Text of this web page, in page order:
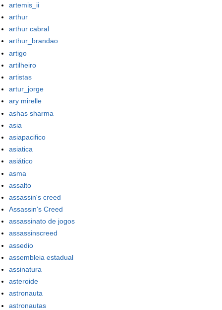
artemis_ii
arthur
arthur cabral
arthur_brandao
artigo
artilheiro
artistas
artur_jorge
ary mirelle
ashas sharma
asia
asiapacifico
asiatica
asiático
asma
assalto
assassin's creed
Assassin's Creed
assassinato de jogos
assassinscreed
assedio
assembleia estadual
assinatura
asteroide
astronauta
astronautas